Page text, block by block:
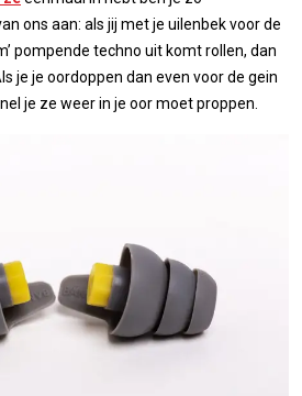
ons aan: als jij met je uilenbek voor de
pompende techno uit komt rollen, dan
je je oordoppen dan even voor de gein
je ze weer in je oor moet proppen.